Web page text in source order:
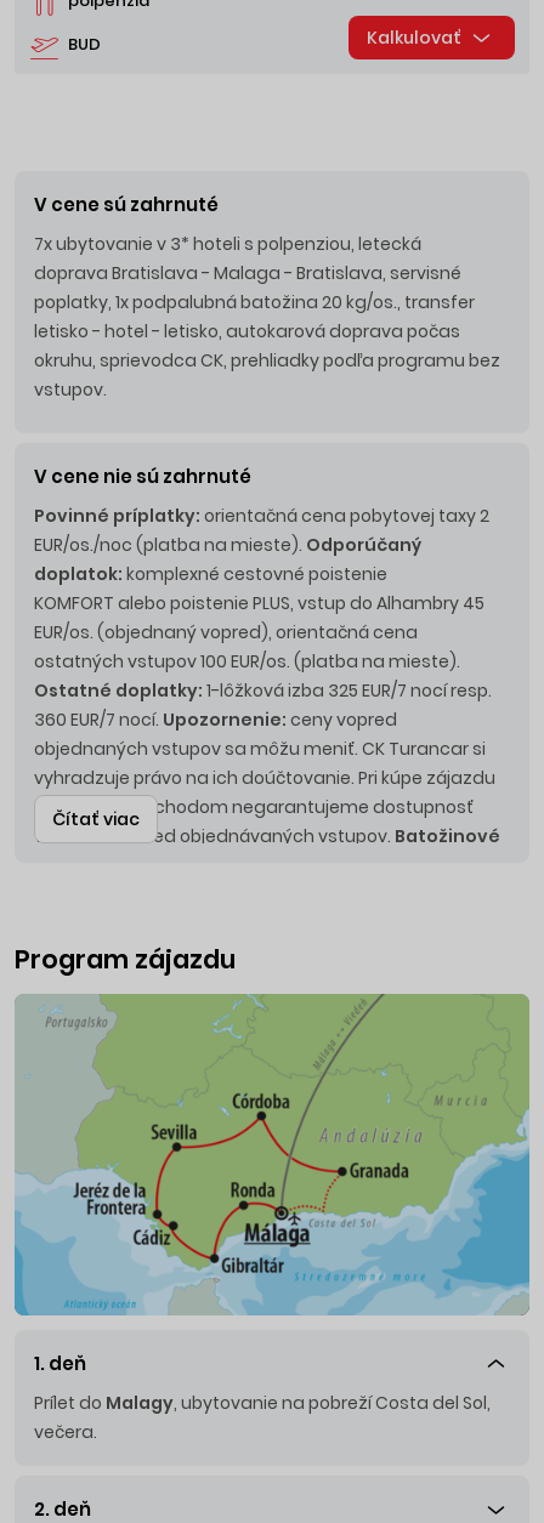
BUD Kalkulovať
V cene sú zahrnuté
7x ubytovanie v 3* hoteli s polpenziou, letecká
doprava Bratislava - Malaga - Bratislava, servisné
poplatky, 1x podpalubná batožina 20 kg/os., transfer
letisko - hotel - letisko, autokarová doprava počas
okruhu, sprievodca CK, prehliadky podľa programu bez
vstupov.
V cene nie sú zahrnuté
Povinné príplatky: orientačná cena pobytovej taxy 2
EUR/os./noc (platba na mieste). Odporúčaný
doplatok: komplexné cestovné poistenie
KOMFORT alebo poistenie PLUS, vstup do Alhambry 45
EUR/os. (objednaný vopred), orientačná cena
ostatných vstupov 100 EUR/os. (platba na mieste).
Ostatné doplatky: 1-lôžková izba 325 EUR/7 nocí resp.
360 EUR/7 nocí. Upozornenie: ceny vopred
objednaných vstupov sa môžu meniť. CK Turancar si
vyhradzuje právo na ich doúčtovanie. Pri kúpe zájazdu
tesne pred odchodom negarantujeme dostupnosť
všetkých vopred objednávaných vstupov. Batožinové
dostupnosť všetkých vopred objednávaných vstupov.
Čítať viac
Program zájazdu
1. deň
Prílet do Malagy, ubytovanie na pobreží Costa del Sol,
večera.
2. deň